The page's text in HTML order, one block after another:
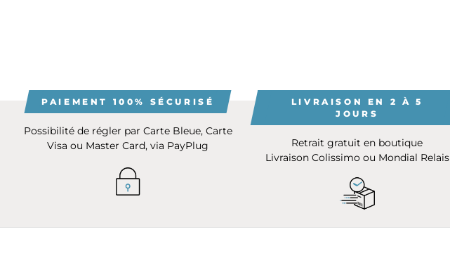
PAIEMENT 100% SÉCURISÉ
Possibilité de régler par Carte Bleue, Carte
Visa ou Master Card, via PayPlug
LIVRAISON EN 2 À 5
JOURS
Retrait gratuit en boutique
Livraison Colissimo ou Mondial Relais